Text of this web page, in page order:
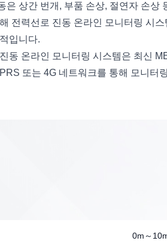
은 상간 번개, 부품 손상, 절연자 손
전력선로 진동 온라인 모니터링 시
입니다.
동 온라인 모니터링 시스템은 최신
또는 4G 네트워크를 통해 모니터
0m～